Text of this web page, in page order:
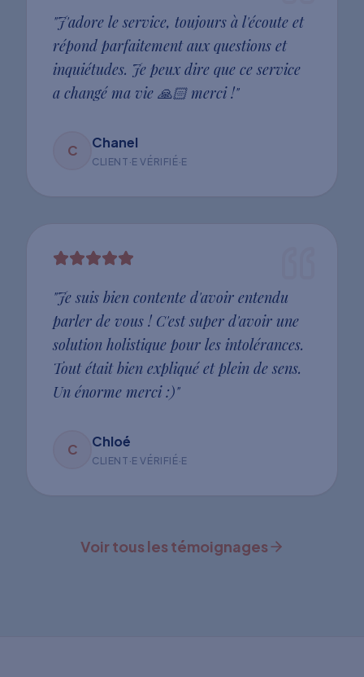
"J'adore le service, toujours à l'écoute et
répond parfaitement aux questions et
inquiétudes. Je peux dire que ce service
a changé ma vie 🙏🏻 merci !"
C Chanel
CLIENT·E VÉRIFIÉ·E
"Je suis bien contente d'avoir entendu
parler de vous ! C'est super d'avoir une
solution holistique pour les intolérances.
Tout était bien expliqué et plein de sens.
Un énorme merci :)"
C Chloé
CLIENT·E VÉRIFIÉ·E
Voir tous les témoignages